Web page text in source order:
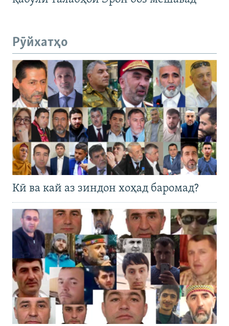
Рӯйхатҳо
Кӣ ва кай аз зиндон хоҳад баромад?